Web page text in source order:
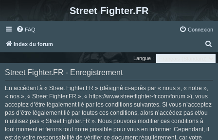
Street Fighter.FR
FAQ Connexion
Index du forum
e
Langue :
Street Fighter.FR - Enregistrement
En accédant à « Street Fighter.FR » (désigné ci-après par « nous », « notre »,
« nos », « Street Fighter.FR », « https://www.streetfighter-fr.com/forum »), vous
acceptez d’être légalement lié par les conditions suivantes. Si vous n’acceptez
pas d’être légalement lié par toutes ces conditions, alors n’accédez pas et/ou
n’utilisez pas « Street Fighter.FR ». Nous pouvons modifier ces conditions à
tout moment et ferons tout notre possible pour vous en informer. Cependant, il
est de votre responsabilité de vérifier ce document régulièrement, car votre